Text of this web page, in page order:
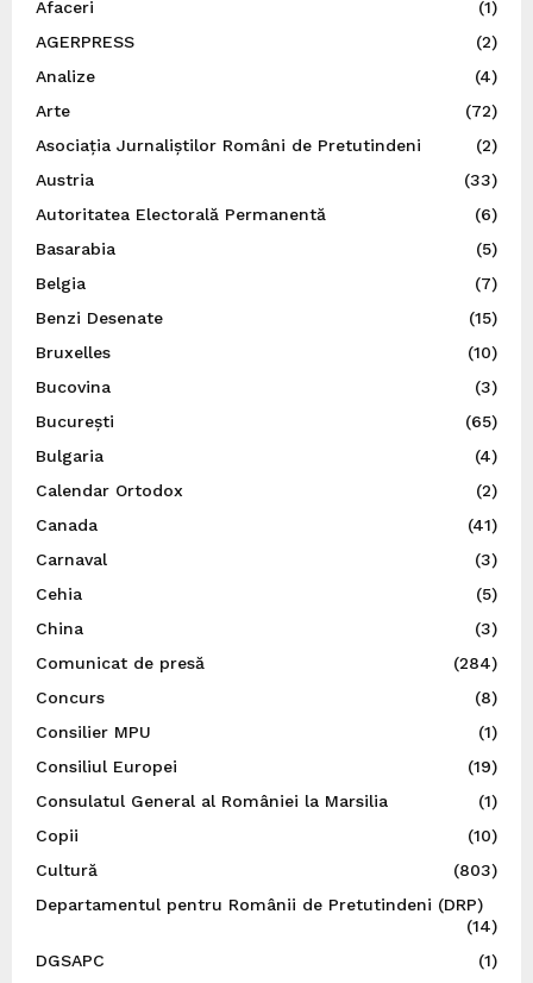
Afaceri
(1)
AGERPRESS
(2)
Analize
(4)
Arte
(72)
Asociația Jurnaliștilor Români de Pretutindeni
(2)
Austria
(33)
Autoritatea Electorală Permanentă
(6)
Basarabia
(5)
Belgia
(7)
Benzi Desenate
(15)
Bruxelles
(10)
Bucovina
(3)
București
(65)
Bulgaria
(4)
Calendar Ortodox
(2)
Canada
(41)
Carnaval
(3)
Cehia
(5)
China
(3)
Comunicat de presă
(284)
Concurs
(8)
Consilier MPU
(1)
Consiliul Europei
(19)
Consulatul General al României la Marsilia
(1)
Copii
(10)
Cultură
(803)
Departamentul pentru Românii de Pretutindeni (DRP)
(14)
DGSAPC
(1)